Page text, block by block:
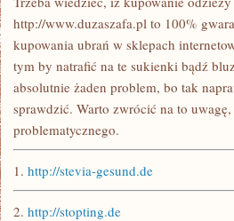
http://www.duzaszafa.pl to 100%
kupowania ubrań w sklepach
tym by natrafić na te sukienki bądź
absolutnie żaden problem, bo tak
sprawdzić. Warto zwrócić na to
problematycznego.
1. http://stevia-gesund.de
2. http://stopting.de